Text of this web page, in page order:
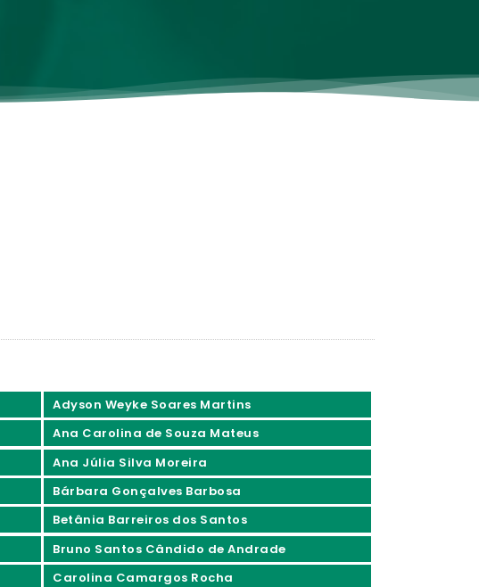
Adyson Weyke Soares Martins
Ana Carolina de Souza Mateus
Ana Júlia Silva Moreira
Bárbara Gonçalves Barbosa
Betânia Barreiros dos Santos
Bruno Santos Cândido de Andrade
Carolina Camargos Rocha